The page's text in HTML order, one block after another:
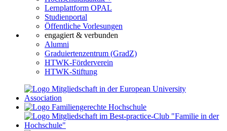
Lernplattform OPAL
Studienportal
Öffentliche Vorlesungen
engagiert & verbunden
Alumni
Graduiertenzentrum (GradZ)
HTWK-Förderverein
HTWK-Stiftung